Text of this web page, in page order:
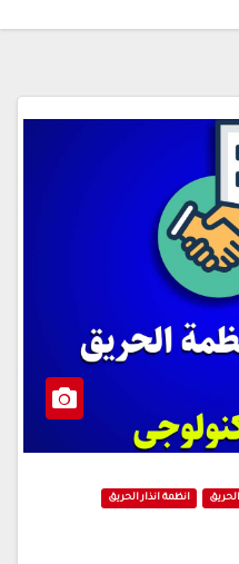
انظمة انذار الحريق